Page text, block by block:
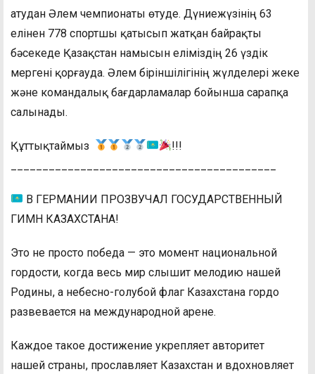
атудан Әлем чемпионаты өтуде. Дүниежүзінің 63
елінен 778 спортшы қатысып жатқан байрақты
бәсекеде Қазақстан намысын еліміздің 26 үздік
мергені қорғауда. Әлем біріншілігінің жүлделері жеке
және командалық бағдарламалар бойынша сарапқа
салынады.
Құттықтаймыз
!!!
В ГЕРМАНИИ ПРОЗВУЧАЛ ГОСУДАРСТВЕННЫЙ
ГИМН КАЗАХСТАНА!
Это не просто победа — это момент национальной
гордости, когда весь мир слышит мелодию нашей
Родины, а небесно-голубой флаг Казахстана гордо
развевается на международной арене.
Каждое такое достижение укрепляет авторитет
нашей страны, прославляет Казахстан и вдохновляет